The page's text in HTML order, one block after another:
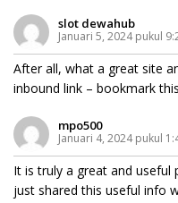
slot dewahub
Januari 5, 2024 pukul
After all, what a great site
inbound link – bookmark
mpo500
Januari 4, 2024 pukul
It is truly a great and useful
just shared this useful info